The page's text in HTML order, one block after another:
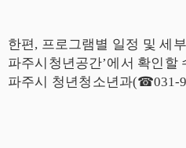
한편, 프로그램별 일정 및 세
파주시청년공간’에서 확인할
파주시 청년청소년과(☎031-